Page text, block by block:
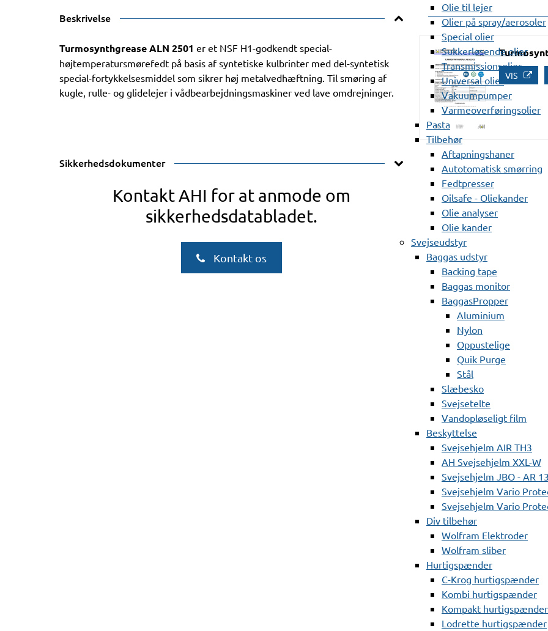
Olie til lejer
Olier på spray/aerosoler
Special olier
Sukkerløsende olier
Transmissionsolier
Universal olier
Vakuumpumper
Varmeoverføringsolier
Pasta
Tilbehør
Aftapningshaner
Autotomatisk smørring
Fedtpresser
Oilsafe - Oliekander
Olie analyser
Olie kander
Svejseudstyr
Baggas udstyr
Backing tape
Baggas monitor
BaggasPropper
Aluminium
Nylon
Oppustelige
Quik Purge
Stål
Slæbesko
Svejsetelte
Vandopløseligt film
Beskyttelse
Svejsehjelm AIR TH3
AH Svejsehjelm XXL-W
Svejsehjelm JBO - AR
Svejsehjelm Vario
Svejsehjelm Vario
Div tilbehør
Wolfram Elektroder
Wolfram sliber
Hurtigspænder
C-Krog hurtigspænder
Kombi hurtigspænder
Kompakt hurtigspænder
Lodrette hurtigspænder
Beskrivelse
Turmosynthgrease ALN 2501 er et NSF H1-godkendt special-
højtemperatursmørefedt på basis af syntetiske kulbrinter med del-syntetisk
special-fortykkelsesmiddel som sikrer høj metalvedhæftning. Til smøring af
kugle, rulle- og glidelejer i vådbearbejdningsmaskiner ved lave omdrejninger.
VIS
Sikkerhedsdokumenter
Kontakt AHI for at anmode om
sikkerhedsdatabladet.
Kontakt os